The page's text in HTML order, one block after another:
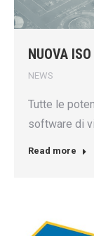
NUOVA
NEWS
Tutte le
software di
Read more